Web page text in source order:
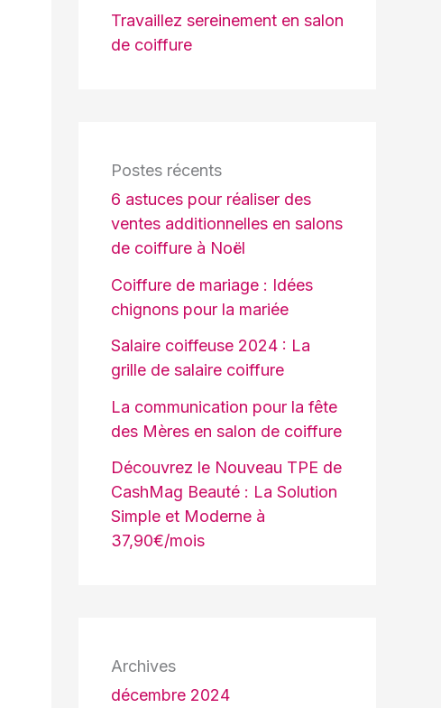
Travaillez sereinement en salon
de coiffure
Postes récents
6 astuces pour réaliser des
ventes additionnelles en salons
de coiffure à Noël
Coiffure de mariage : Idées
chignons pour la mariée
Salaire coiffeuse 2024 : La
grille de salaire coiffure
La communication pour la fête
des Mères en salon de coiffure
Découvrez le Nouveau TPE de
CashMag Beauté : La Solution
Simple et Moderne à
37,90€/mois
Archives
décembre 2024